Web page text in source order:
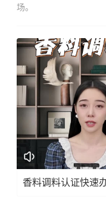
场。
香料调料认证快速